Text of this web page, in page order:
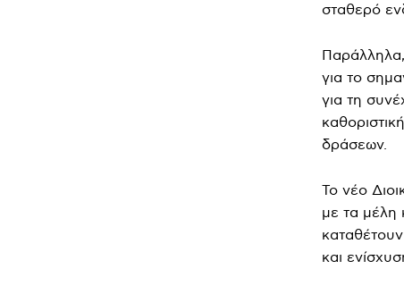
σταθερό
για το
για τη
δράσεων.
Το νέο
με τα μέλη
και